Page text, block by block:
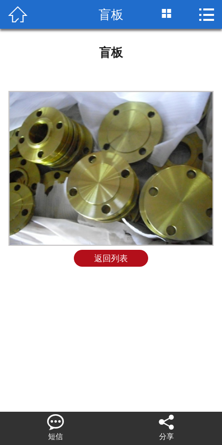
网站首页
荣誉资质
工艺流程
检测设备
生产车间
包装运输
技术标准
联系我们
 盲板  
盲板
返回列表

短信

分享